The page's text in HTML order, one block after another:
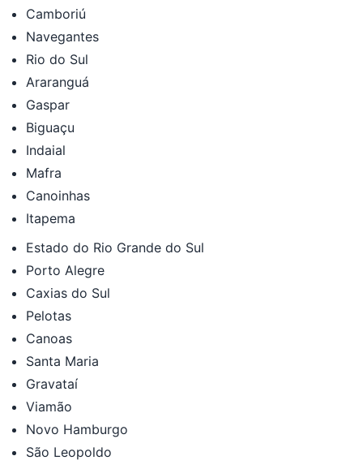
Camboriú
Navegantes
Rio do Sul
Araranguá
Gaspar
Biguaçu
Indaial
Mafra
Canoinhas
Itapema
Estado do Rio Grande do Sul
Porto Alegre
Caxias do Sul
Pelotas
Canoas
Santa Maria
Gravataí
Viamão
Novo Hamburgo
São Leopoldo